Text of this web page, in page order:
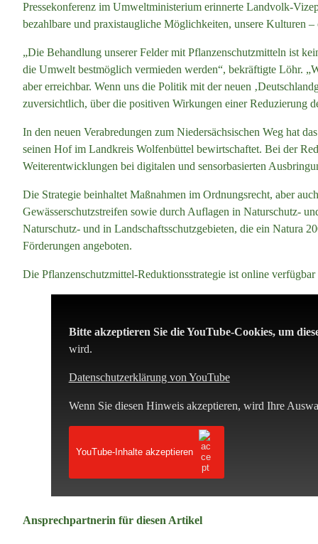
Pressekonferenz im Umweltministerium erinnerte Landvolk-
bezahlbare und praxistaugliche Möglichkeiten, unsere Kulturen
„Die Behandlung unserer Felder mit Pflanzenschutzmitteln ist
die Umwelt bestmöglich vermieden werden“, bekräftigte Löhr.
aber erreichbar. Wenn uns die Politik mit der neuen
zuversichtlich, über die positiven Wirkungen einer Reduzierung
In den neuen Verabredungen zum Niedersächsischen Weg hat
seinen Hof im Landkreis Wolfenbüttel bewirtschaftet. Bei der
Weiterentwicklungen bei digitalen und sensorbasierten
Die Strategie beinhaltet Maßnahmen im Ordnungsrecht, aber
Gewässerschutzstreifen sowie durch Auflagen in Naturschutz-
Naturschutz- und in Landschaftsschutzgebieten, die ein Natura
Förderungen angeboten.
Die Pflanzenschutzmittel-Reduktionsstrategie ist online
Bitte akzeptieren Sie die YouTube-Cookies, um
wird.
Datenschutzerklärung von YouTube
Wenn Sie diesen Hinweis akzeptieren, wird Ihre
YouTube-Inhalte akzeptieren
Ansprechpartnerin für diesen Artikel